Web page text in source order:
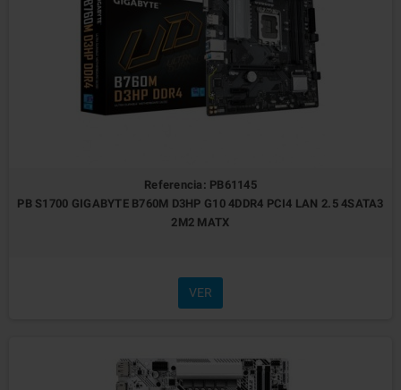
Referencia: PB61145
PB S1700 GIGABYTE B760M D3HP G10 4DDR4 PCI4 LAN 2.5 4SATA3
2M2 MATX
VER